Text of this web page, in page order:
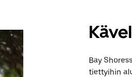
Bay
tiettyihin